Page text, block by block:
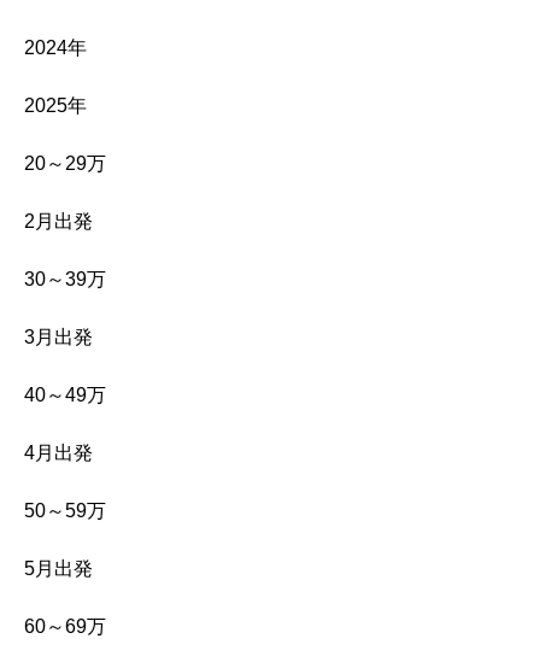
2024年
2025年
20～29万
2月出発
30～39万
3月出発
40～49万
4月出発
50～59万
5月出発
60～69万